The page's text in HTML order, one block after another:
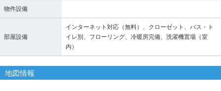
物件設備
部屋設備
インターネット対応（無料）、クローゼット、バス・ト
イレ別、フローリング、冷暖房完備、洗濯機置場（室
内）
地図情報